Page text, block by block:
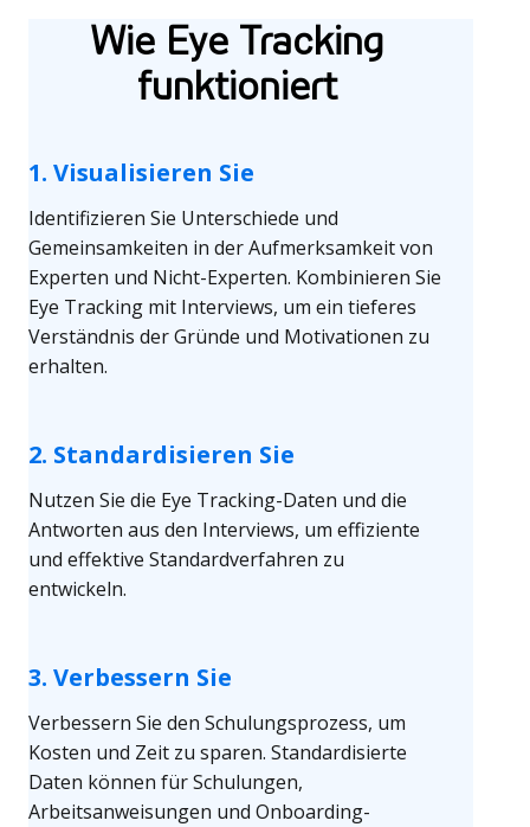
Wie Eye Tracking
funktioniert
1. Visualisieren Sie
Identifizieren Sie Unterschiede und
Gemeinsamkeiten in der Aufmerksamkeit von
Experten und Nicht-Experten. Kombinieren Sie
Eye Tracking mit Interviews, um ein tieferes
Verständnis der Gründe und Motivationen zu
erhalten.
2. Standardisieren Sie
Nutzen Sie die Eye Tracking-Daten und die
Antworten aus den Interviews, um effiziente
und effektive Standardverfahren zu
entwickeln.
3. Verbessern Sie
Verbessern Sie den Schulungsprozess, um
Kosten und Zeit zu sparen. Standardisierte
Daten können für Schulungen,
Arbeitsanweisungen und Onboarding-